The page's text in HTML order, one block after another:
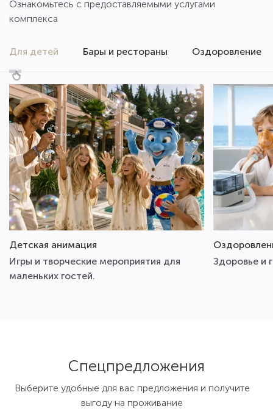
как отель
Спасибо!
Ознакомьтесь с предоставляемыми услугами
комплекса
Для детей Бары и рестораны Оздоровление
Детская анимация
Игры и творческие мероприятия для
маленьких гостей.
Здоровье и
Спецпредложения
Выберите удобные для вас предложения и получите
выгоду на проживание